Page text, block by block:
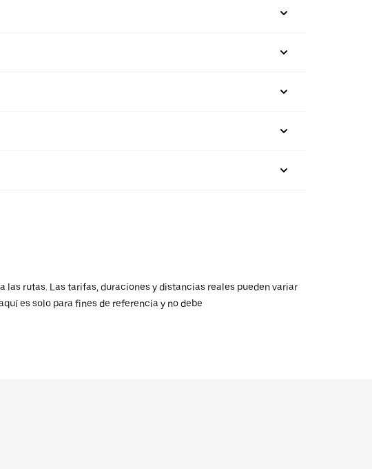
rutas. Las tarifas, duraciones y distancias reales pueden variar
es solo para fines de referencia y no debe